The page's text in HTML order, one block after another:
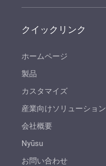
クイックリンク
ホームページ
製品
カスタマイズ
産業向けソリューション
会社概要
Nyūsu
お問い合わせ